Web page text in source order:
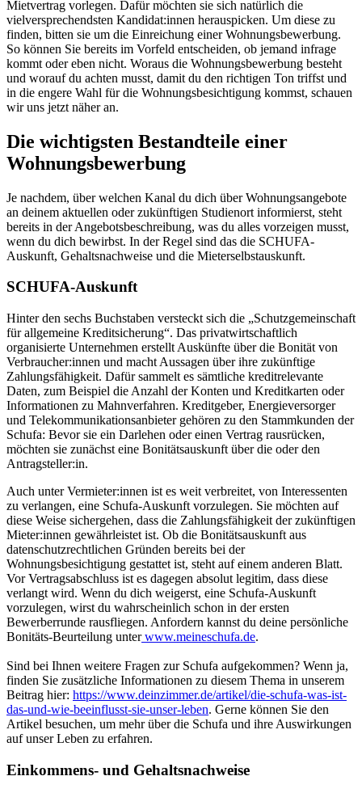
Mietvertrag vorlegen. Dafür möchten sie sich natürlich die
vielversprechendsten Kandidat:innen herauspicken. Um diese zu
finden, bitten sie um die Einreichung einer Wohnungsbewerbung.
So können Sie bereits im Vorfeld entscheiden, ob jemand infrage
kommt oder eben nicht. Woraus die Wohnungsbewerbung besteht
und worauf du achten musst, damit du den richtigen Ton triffst und
in die engere Wahl für die Wohnungsbesichtigung kommst, schauen
wir uns jetzt näher an.
Die wichtigsten Bestandteile einer
Wohnungsbewerbung
Je nachdem, über welchen Kanal du dich über Wohnungsangebote
an deinem aktuellen oder zukünftigen Studienort informierst, steht
bereits in der Angebotsbeschreibung, was du alles vorzeigen musst,
wenn du dich bewirbst. In der Regel sind das die SCHUFA-
Auskunft, Gehaltsnachweise und die Mieterselbstauskunft.
SCHUFA-Auskunft
Hinter den sechs Buchstaben versteckt sich die „Schutzgemeinschaft
für allgemeine Kreditsicherung“. Das privatwirtschaftlich
organisierte Unternehmen erstellt Auskünfte über die Bonität von
Verbraucher:innen und macht Aussagen über ihre zukünftige
Zahlungsfähigkeit. Dafür sammelt es sämtliche kreditrelevante
Daten, zum Beispiel die Anzahl der Konten und Kreditkarten oder
Informationen zu Mahnverfahren. Kreditgeber, Energieversorger
und Telekommunikationsanbieter gehören zu den Stammkunden der
Schufa: Bevor sie ein Darlehen oder einen Vertrag rausrücken,
möchten sie zunächst eine Bonitätsauskunft über die oder den
Antragsteller:in.
Auch unter Vermieter:innen ist es weit verbreitet, von Interessenten
zu verlangen, eine Schufa-Auskunft vorzulegen. Sie möchten auf
diese Weise sichergehen, dass die Zahlungsfähigkeit der zukünftigen
Mieter:innen gewährleistet ist. Ob die Bonitätsauskunft aus
datenschutzrechtlichen Gründen bereits bei der
Wohnungsbesichtigung gestattet ist, steht auf einem anderen Blatt.
Vor Vertragsabschluss ist es dagegen absolut legitim, dass diese
verlangt wird. Wenn du dich weigerst, eine Schufa-Auskunft
vorzulegen, wirst du wahrscheinlich schon in der ersten
Bewerberrunde rausfliegen. Anfordern kannst du deine persönliche
Bonitäts-Beurteilung unterwww.meineschufa.de.
Sind bei Ihnen weitere Fragen zur Schufa aufgekommen? Wenn ja,
finden Sie zusätzliche Informationen zu diesem Thema in unserem
Beitrag hier: https://www.deinzimmer.de/artikel/die-schufa-was-ist-
das-und-wie-beeinflusst-sie-unser-leben. Gerne können Sie den
Artikel besuchen, um mehr über die Schufa und ihre Auswirkungen
auf unser Leben zu erfahren.
Einkommens- und Gehaltsnachweise